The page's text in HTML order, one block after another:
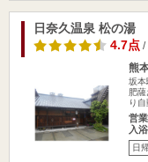
日奈久温泉 松の湯
4.7点/
熊
坂
肥
り
営
入
日